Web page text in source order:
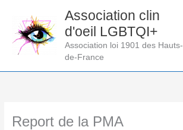
contenu
Association clin
d'oeil LGBTQI+
Association loi 1901 des Hauts-
de-France
Report de la PMA